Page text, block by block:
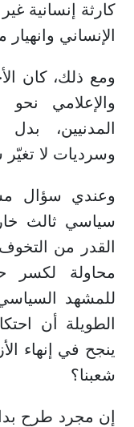
كارثة إنسانية
الإنساني
ومع ذلك، كان
والإعلامي
المدنيين،
وسرديات لا تغيّر
وعندي سؤال
سياسي ثالث
القدر من
محاولة لكسر
للمشهد
الطويلة أن
ينجح في إنهاء
شعبنا؟
إن مجرد طرح